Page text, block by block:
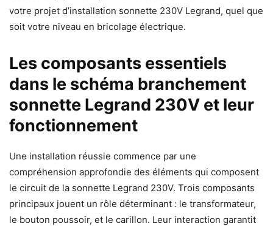
votre projet d’installation sonnette 230V Legrand, quel que
soit votre niveau en bricolage électrique.
Les composants essentiels
dans le schéma branchement
sonnette Legrand 230V et leur
fonctionnement
Une installation réussie commence par une
compréhension approfondie des éléments qui composent
le circuit de la sonnette Legrand 230V. Trois composants
principaux jouent un rôle déterminant : le transformateur,
le bouton poussoir, et le carillon. Leur interaction garantit